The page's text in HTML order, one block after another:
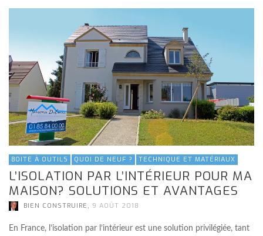
BOITE À OUTILS QUOI DE NEUF ? TECHNIQUE ET MATÉRIAUX
L’ISOLATION PAR L’INTÉRIEUR POUR MA
MAISON? SOLUTIONS ET AVANTAGES
BIEN CONSTRUIRE , 9 AOÛT 2018
En France, l’isolation par l’intérieur est une solution privilégiée, tant